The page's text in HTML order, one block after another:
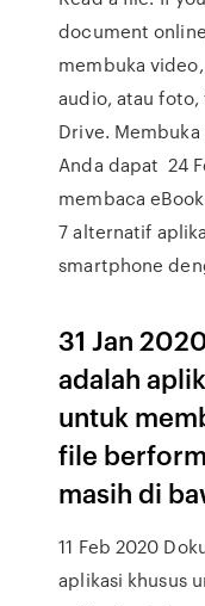
document
membuka
audio, atau
Drive.
Anda dapat 24
membaca
7 alternatif
smartphone
31 Jan
adalah
untuk
file
masih di
11 Feb 2020
aplikasi khusus